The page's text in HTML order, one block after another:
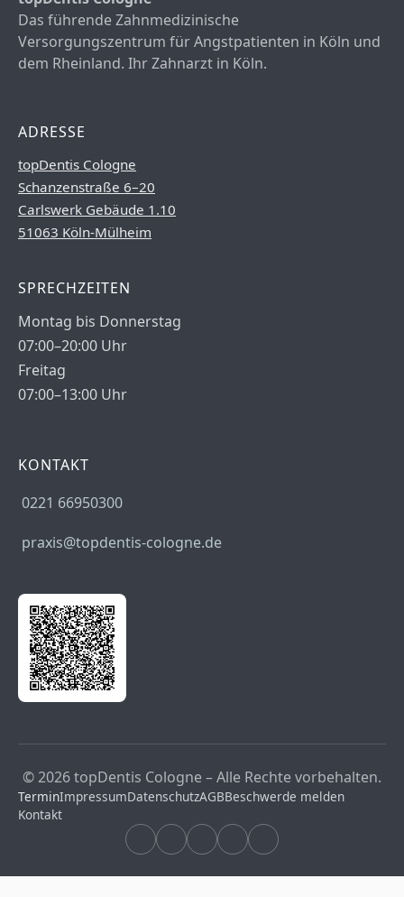
Das führende Zahnmedizinische
Versorgungszentrum für Angstpatienten in Köln und
dem Rheinland. Ihr Zahnarzt in Köln.
ADRESSE
topDentis Cologne
Schanzenstraße 6–20
Carlswerk Gebäude 1.10
51063 Köln-Mülheim
SPRECHZEITEN
Montag bis Donnerstag
07:00–20:00 Uhr
Freitag
07:00–13:00 Uhr
KONTAKT
0221 66950300
praxis@topdentis-cologne.de
© 2026 topDentis Cologne – Alle Rechte vorbehalten.
TerminImpressumDatenschutzAGBBeschwerde melden
Kontakt